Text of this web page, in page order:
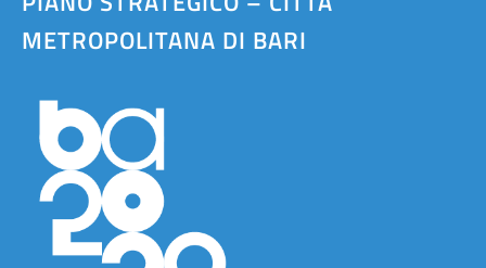
METROPOLITANA DI BARI